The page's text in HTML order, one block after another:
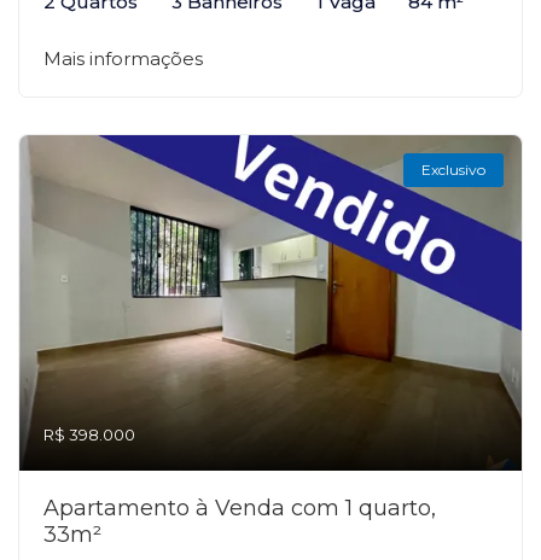
Mais informações
Exclusivo
R$ 398.000
Apartamento à Venda com 1 quarto,
33m²